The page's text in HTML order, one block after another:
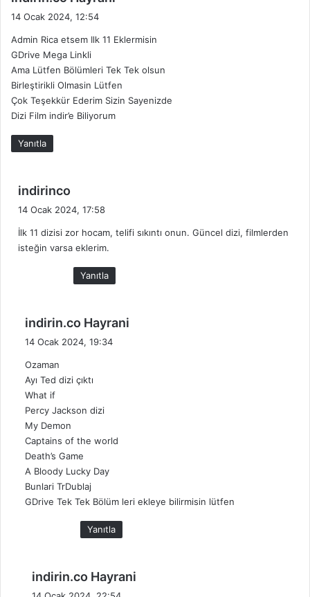
i
i
:
14 Ocak 2024, 12:54
Admin Rica etsem Ilk 11 Eklermisin
GDrive Mega Linkli
Ama Lütfen Bölümleri Tek Tek olsun
Birleştirikli Olmasin Lütfen
Çok Teşekkür Ederim Sizin Sayenizde
Dizi Film indir’e Biliyorum
Yanıtla
indirinco
e
i
k
14 Ocak 2024, 17:58
İlk 11 dizisi zor hocam, telifi sıkıntı onun. Güncel dizi, filmlerden
isteğin varsa eklerim.
Yanıtla
indirin.co Hayrani
14 Ocak 2024, 19:34
Ozaman
Ayı Ted dizi çıktı
What if
Percy Jackson dizi
My Demon
Captains of the world
Death’s Game
A Bloody Lucky Day
Bunlari TrDublaj
GDrive Tek Tek Bölüm leri ekleye bilirmisin lütfen
Yanıtla
indirin.co Hayrani